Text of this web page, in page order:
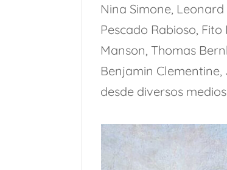
Nina Simone,
Pescado Rabioso,
Manson, Thomas
Benjamin
desde diversos